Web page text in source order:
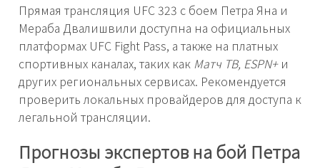
Прямая трансляция UFC 323 с боем Петра Яна и
Мераба Двалишвили доступна на официальных
платформах UFC Fight Pass, а также на платных
спортивных каналах, таких как Матч ТВ, ESPN+и
других региональных сервисах. Рекомендуется
проверить локальных провайдеров для доступа к
легальной трансляции.
Прогнозы экспертов на бой Петра